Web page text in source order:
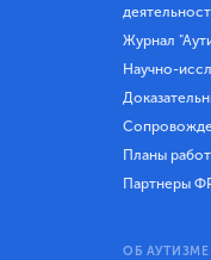
Журнал
Научно-
Планы
Партнеры
ОБ АУТИЗМЕ